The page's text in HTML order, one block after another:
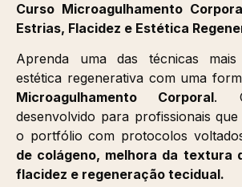
Curso Microagulhamento
Estrias, Flacidez e Estética
Aprenda uma das técnicas
estética regenerativa com uma
Microagulhamento Corporal.
desenvolvido para profissionais
o portfólio com protocolos
de colágeno, melhora da textura
flacidez e regeneração tecidual.